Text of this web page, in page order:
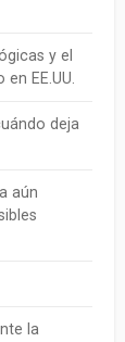
y el
EE.UU.
deja
aún
la